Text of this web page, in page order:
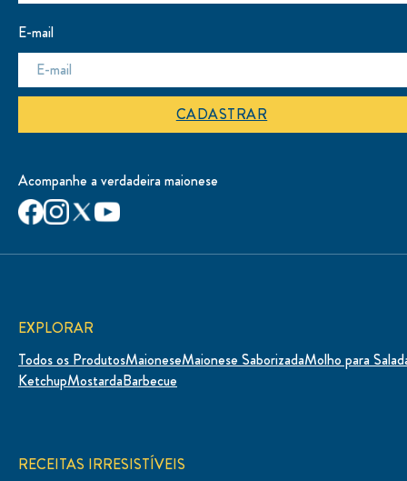
E-mail
CADASTRAR
Acompanhe a verdadeira maionese
EXPLORAR
Todos os ProdutosMaioneseMaionese SaborizadaMolho para
KetchupMostardaBarbecue
RECEITAS IRRESISTÍVEIS